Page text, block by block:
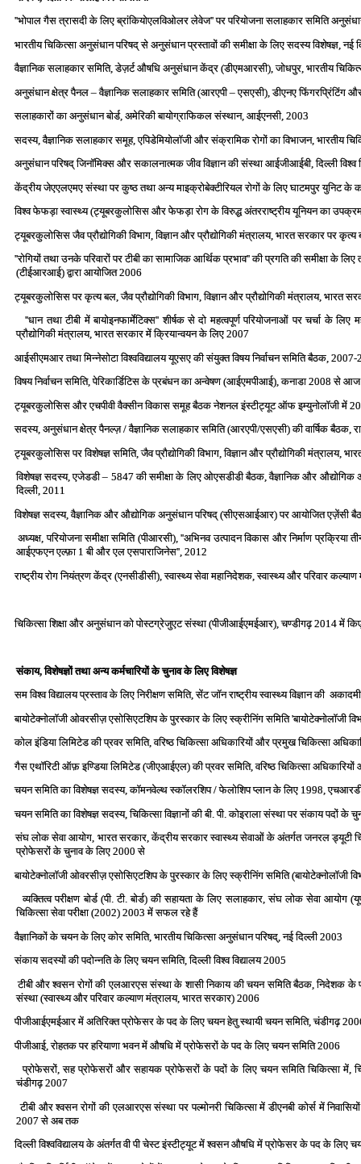
''भोपाल गैस त्रासदी के लिए ब्रांकियोएलविओलर लेवेज'' पर परियोजना सलाहकार समिति
भारतीय चिकित्‍सा अनुसंधान परिषद् से अनुसंधान प्रस्‍तावों की समीक्षा के लिए सदस्‍य विशेषज्ञ, नई
वैज्ञानिक सलाहकार समिति, डेज़र्ट औषधि अनुसंधान केंद्र (डीएमआरसी), जोधपुर, भारतीय
अनुसंधान क्षेत्र पैनल – वैज्ञानिक सलाहकार समिति (आरएपी – एसएसी), डीएनए फिंगरप्रिंटिंग
सलाहकारों का अनुसंधान बोर्ड, अमेरिकी बायोग्राफिकल संस्‍थान, आईएनसी, 2003
सदस्‍य, वैज्ञानिक सलाहकार समूह, एपिडेमियोलॉजी और संक्रामिक रोगों का विभाजन, भारतीय
अनुसंधान परिषद् जिनॉमिक्‍स और सकालनात्‍मक जीव विज्ञान की संस्‍था आईजीआईबी, दिल्‍ली विश्‍व
केंद्रीय जेएएलएमए संस्‍था पर कुष्‍ठ तथा अन्‍य माइक्रोबेक्‍टीरियल रोगों के लिए घाटमपुर युनिट के
विश्‍व फेफड़ा स्‍वास्‍थ्‍य (ट्यूबरकुलोसिस और फेफड़ा रोग के विरुद्ध अंतरराष्‍ट्रीय यूनियन का
ट्यूबरकुलोसिस जैव प्रौद्योगिकी विभाग, विज्ञान और प्रौद्योगिकी मंत्रालय, भारत सरकार पर
''रोगियों तथा उनके परिवारों पर टीबी का सामाजिक आर्थिक प्रभाव'' की प्रगति की समीक्षा
(टीईआरआई) द्वारा आयोजित 2006
ट्यूबरकुलोसिस पर कृत्‍य बल, जैव प्रौद्योगिकी विभाग, विज्ञान और प्रौद्योगिकी मंत्रालय, भारत
''धान तथा टीबी में बायोइनफार्मेटिक्‍स'' शीर्षक से दो महत्‍वपूर्ण परियोजनाओं पर चर्चा के लिए
प्रौद्योगिकी मंत्रालय, भारत सरकार में क्रियान्‍वयन के लिए 2007
आईसीएमआर तथा मिन्‍नेसोटा विश्‍वविद्यालय यूएसए की संयुक्‍त विषय निर्वाचन समिति बैठक,
विषय निर्वाचन समिति, पेरिकार्डिटिस के प्रबंधन का अन्‍वेषण (आईएमपीआई), कनाडा 2008 से
ट्यूबरकुलोसिस और एचपीवी वैक्‍सीन विकास समूह बैठक नेशनल इंस्‍टीट्यूट ऑफ इम्‍युनोलॉजी में
सदस्‍य, अनुसंधान क्षेत्र पैनल्‍ज़ / वैज्ञानिक सलाहकार समिति (आरएपी/एसएसी) की वार्षिक बैठक,
ट्यूबरकुलोसिस पर विशेषज्ञ समिति, जैव प्रौद्योगिकी विभाग, विज्ञान और प्रौद्योगिकी
विशेषज्ञ सदस्‍य, एजेडडी – 5847 की समीक्षा के लिए ओएसडीडी बैठक, वैज्ञानिक और
दिल्‍ली, 2011
विशेषज्ञ सदस्‍य, वैज्ञानिक और औद्योगिक अनुसंधान परिषद् (सीएसआईआर) पर आयोजित एज़ेंसी
अध्‍यक्ष, परियोजना समीक्षा समिति (पीआरसी), ''अभिनव उत्‍पादन विकास और निर्माण
आईएफएन एल्‍फ़ा 1 बी और एल एसपाराजिनेस'', 2012
राष्‍ट्रीय रोग नियंत्रण केंद्र (एनसीडीसी), स्‍वास्‍थ्‍य सेवा महानिदेशक, स्‍वास्‍थ्‍य और परिवार
चिकित्‍सा शिक्षा और अनुसंधान को पोस्‍टग्रेजुएट संस्‍था (पीजीआईएमईआर), चण्‍डीगढ़ 2014 में किए
संकाय, विशेषज्ञों तथा अन्‍य कर्मचारियों के चुनाव के लिए विशेषज्ञ
सम विश्‍व विद्यालय प्रस्‍ताव के लिए निरीक्षण समिति, सेंट जॉन राष्‍ट्रीय स्‍वास्‍थ्‍य विज्ञान की
बायोटेक्‍नोलॉजी ओवरसीज़ एसोसिएटशिप के पुरस्‍कार के लिए स्‍क्रीनिंग समिति 'बायोटेक्‍नोलॉजी
कोल इंडिया लिमिटेड की प्रवर समिति, वरिष्‍ठ चिकित्‍सा अधिकारियों और प्रमुख चिकित्‍सा
गैस एथॉरिटी ऑफ़ इण्डिया लिमिटेड (जीएआईएल) की प्रवर समिति, वरिष्‍ठ चिकित्‍सा
चयन समिति का विशेषज्ञ सदस्‍य, कॉमनवेल्‍थ स्‍कॉलरशिप / फेलोशिप प्‍लान के लिए 1998,
चयन समिति का विशेषज्ञ सदस्‍य, चिकित्‍सा विज्ञानों की बी. पी. कोइराला संस्‍था पर संकाय पदों
संघ लोक सेवा आयोग, भारत सरकार, केंद्रीय सरकार स्‍वास्‍थ्‍य सेवाओं के अंतर्गत जनरल ड्यूटी
प्रोफेसरों के चुनाव के लिए 2000 से
बायोटेक्‍नोलॉजी ओवरसीज़ एसोसिएटशिप के पुरस्‍कार के लिए स्‍क्रीनिंग समिति (बायोटेक्‍नोलॉजी
व्‍यक्तित्‍व परीक्षण बोर्ड (पी. टी. बोर्ड) की सहायता के लिए सलाहकार, संघ लोक सेवा
चिकित्‍सा सेवा परीक्षा (2002) 2003 में सफल रहे हैं
वैज्ञानिकों के चयन के लिए कोर समिति, भारतीय चिकित्‍सा अनुसंधान परिषद्, नई दिल्‍ली 2003
संकाय सदस्‍यों की पदोन्‍नति के लिए चयन समिति, दिल्‍ली विश्‍व विद्यालय 2005
टीबी और श्‍वसन रोगों की एलआरएस संस्‍था के शासी निकाय की चयन समि‍ति बैठक, निदेशक के
संस्‍था (स्‍वास्‍थ्‍य और परिवार कल्‍याण मंत्रालय, भारत सरकार) 2006
पीजीआईएमईआर में अतिरिक्‍त प्रोफेसर के पद के लिए चयन हेतु स्‍थायी चयन समिति, चंडीगढ़
पीजीआई, रोहतक पर हरियाणा भवन में औषधि में प्रोफेसरों के पद के लिए चयन समिति 2006
प्रोफेसरों, सह प्रोफेसरों और सहायक प्रोफेसरों के पदों के लिए चयन समिति चिकित्‍सा में,
चंडीगढ़ 2007
टीबी और श्‍वसन रोगों की एलआरएस संस्‍था पर पल्‍मोनरी चिकित्‍सा में डीएनबी कोर्स में
2007 से अब तक
दिल्‍ली विश्‍वविद्यालय के अंतर्गत वी पी चेस्‍ट इंस्‍टीट्यूट में श्‍वसन औषधि में प्रोफेसर के पद के लिए